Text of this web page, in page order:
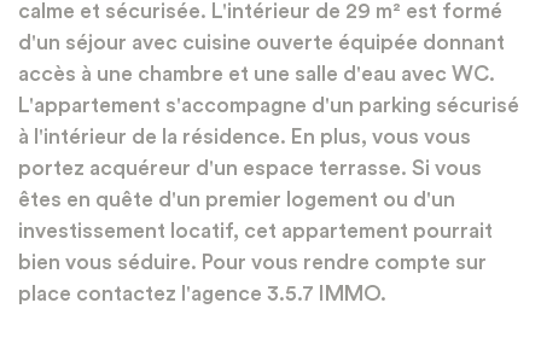
calme et sécurisée. L'intérieur de 29 m² est formé
d'un séjour avec cuisine ouverte équipée donnant
accès à une chambre et une salle d'eau avec WC.
L'appartement s'accompagne d'un parking sécurisé
à l'intérieur de la résidence. En plus, vous vous
portez acquéreur d'un espace terrasse. Si vous
êtes en quête d'un premier logement ou d'un
investissement locatif, cet appartement pourrait
bien vous séduire. Pour vous rendre compte sur
place contactez l'agence 3.5.7 IMMO.